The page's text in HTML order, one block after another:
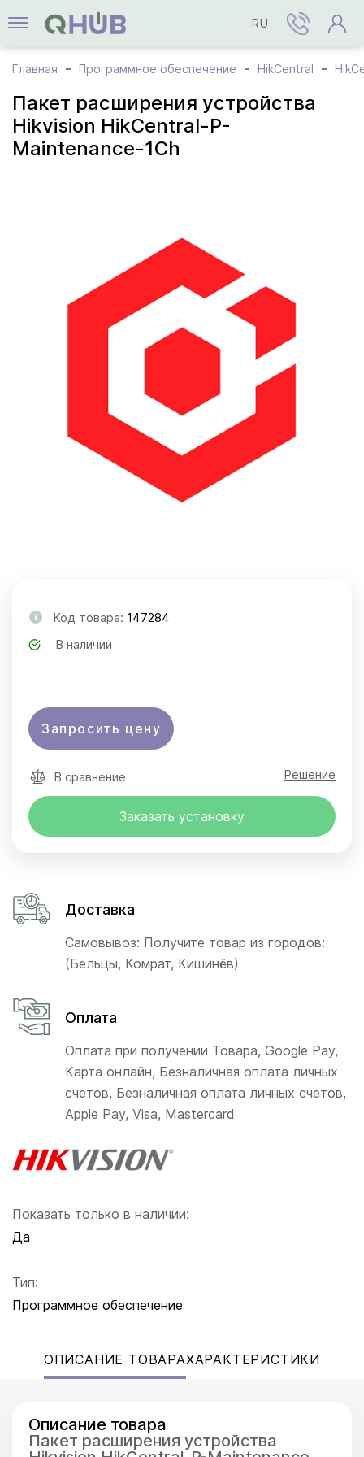
RU
Главная Программное обеспечение HikCentral
Пакет расширения устройства
Hikvision HikCentral-P-
Maintenance-1Ch
Показать только в наличии:
Да
Тип:
Программное обеспечение
Код товара: 147284
В наличии
Запросить цену
В сравнение Решение
Заказать установку
Доставка
Самовывоз: Получите товар из городов:
(Бельцы, Комрат, Кишинёв)
Оплата
Оплата при получении Товара, Google Pay,
Карта онлайн, Безналичная оплата личных
счетов, Безналичная оплата личных счетов,
Apple Pay, Visa, Mastercard
ОПИСАНИЕ ТОВАРАХАРАКТЕРИСТИКИ
Описание товара
Пакет расширения устройства